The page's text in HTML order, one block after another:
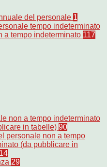
del personale 1
tempo indeterminato
a tempo indeterminato 117
non a tempo indeterminato
in tabelle) 90
personale non a tempo
(da pubblicare in
14
29